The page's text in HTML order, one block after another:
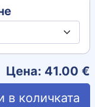
Цена: 41.00 €
в количката